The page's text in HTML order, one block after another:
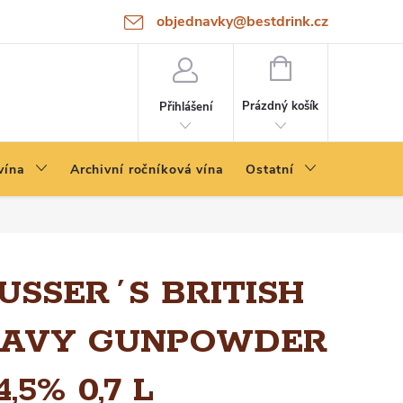
objednavky@bestdrink.cz
Přihlášení
NÁKUPNÍ
Prázdný košík
Archivní ročníková vína Ostatní
BRITISH
GUNPOWDER
0,7 L